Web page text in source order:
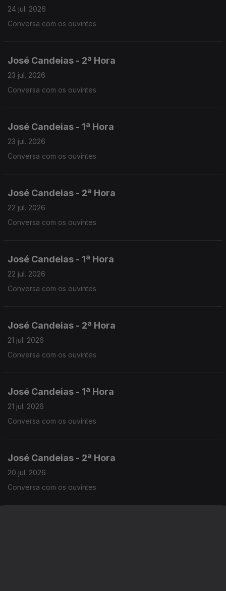
24 jul. 2026
Conversa com os ouvintes
José Candeias - 2ª Hora
23 jul. 2026
Conversa com os ouvintes
José Candeias - 1ª Hora
23 jul. 2026
Conversa com os ouvintes
José Candeias - 2ª Hora
22 jul. 2026
Conversa com os ouvintes
José Candeias - 1ª Hora
22 jul. 2026
Conversa com os ouvintes
José Candeias - 2ª Hora
21 jul. 2026
Conversa com os ouvintes
José Candeias - 1ª Hora
21 jul. 2026
Conversa com os ouvintes
José Candeias - 2ª Hora
20 jul. 2026
Conversa com os ouvintes